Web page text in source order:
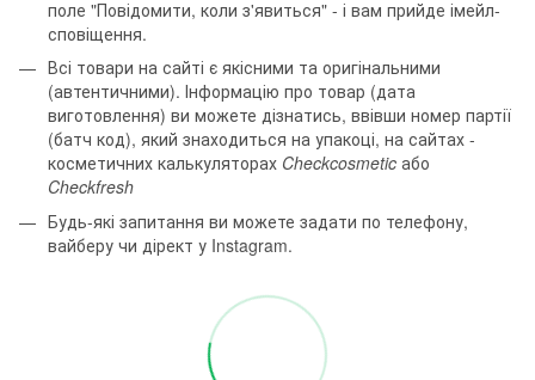
поле "Повідомити, коли з'явиться" - і вам прийде імейл-
сповіщення.
Всі товари на сайті є якісними та оригінальними
(автентичними). Інформацію про товар (дата
виготовлення) ви можете дізнатись, ввівши номер партії
(батч код), який знаходиться на упакоці, на сайтах -
косметичних калькуляторах Checkcosmetic або
Checkfresh
Будь-які запитання ви можете задати по телефону,
вайберу чи дірект у Instagram.